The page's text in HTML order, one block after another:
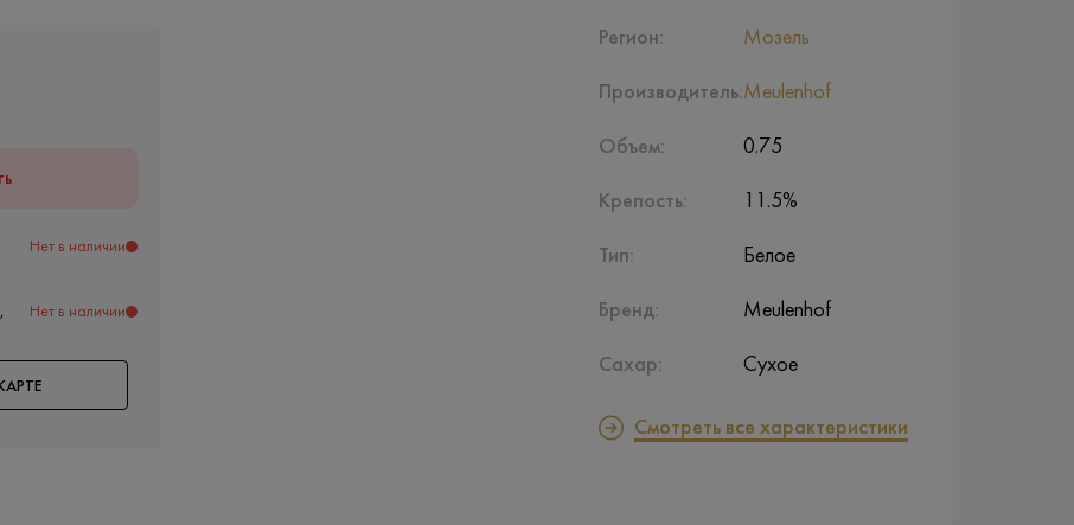
Регион:
Производитель:
Объем:
Крепость:
Тип:
Бренд:
Сахар:
Мозель
Meulenhof
0.75
11.5%
Белое
Meulenhof
Сухое
Смотреть все характеристики
Нет в наличии
Нет в наличии